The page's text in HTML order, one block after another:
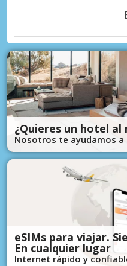
¿Quieres un hotel al
Nosotros te ayudamos
eSIMs para viajar.
En cualquier lugar
Internet rápido y